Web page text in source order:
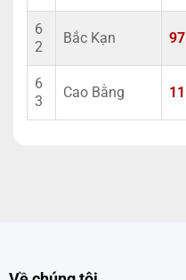
6
2
Bắc Kạn 97
6
3
Cao Bằng 11